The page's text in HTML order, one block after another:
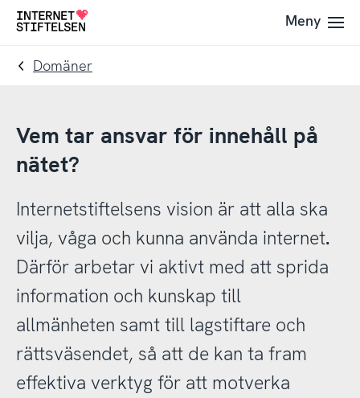
Till
navigering
Till
innehåll
Till
Meny
Domäner
Vem tar ansvar för innehåll på
nätet?
Internetstiftelsens vision är att alla ska
vilja, våga och kunna använda internet.
Därför arbetar vi aktivt med att sprida
information och kunskap till
allmänheten samt till lagstiftare och
rättsväsendet, så att de kan ta fram
effektiva verktyg för att motverka